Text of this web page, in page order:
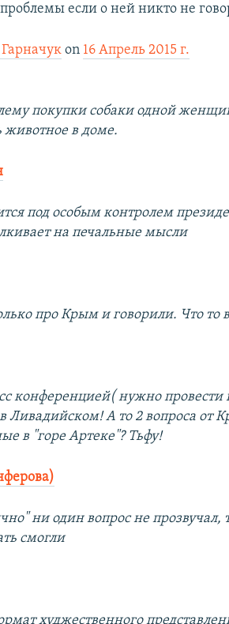
если о ней никто не
on 16 Апрель 2015 г.
покупки собаки одной
животное в доме.
под особым контролем
на печальные мысли
про Крым и говорили. Что то
конференцией( нужно
Ливадийском! А то 2 вопроса от
в "горе Артеке"? Тьфу!
ни один вопрос не прозвучал,
смогли
худжественного